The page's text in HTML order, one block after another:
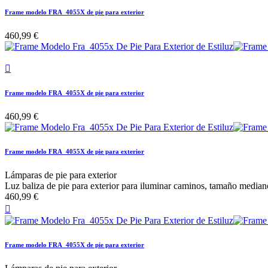
Frame modelo FRA_4055X de pie para exterior
460,99 €

Frame modelo FRA_4055X de pie para exterior
460,99 €
Frame modelo FRA_4055X de pie para exterior
Lámparas de pie para exterior
Luz baliza de pie para exterior para iluminar caminos, tamaño
460,99 €

Frame modelo FRA_4055X de pie para exterior